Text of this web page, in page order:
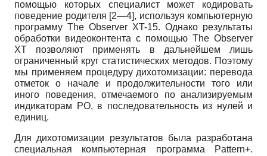
помощью которых специалист может кодировать
поведение родителя [2—4], используя компьютерную
программу The Observer XT-15. Однако результаты
обработки видеоконтента с помощью The Оbserver
XT позволяют применять в дальнейшем лишь
ограниченный круг статистических методов. Поэтому
мы применяем процедуру дихотомизации: перевода
отметок о начале и продолжительности того или
иного поведения, отмечаемого по анализируемым
индикаторам РО, в последовательность из нулей и
единиц.
Для дихотомизации результатов была разработана
специальная компьютерная программа
Pattern+.